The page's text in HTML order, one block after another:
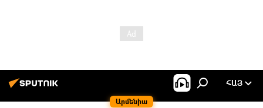
Արմենիա
ՀԱՅ